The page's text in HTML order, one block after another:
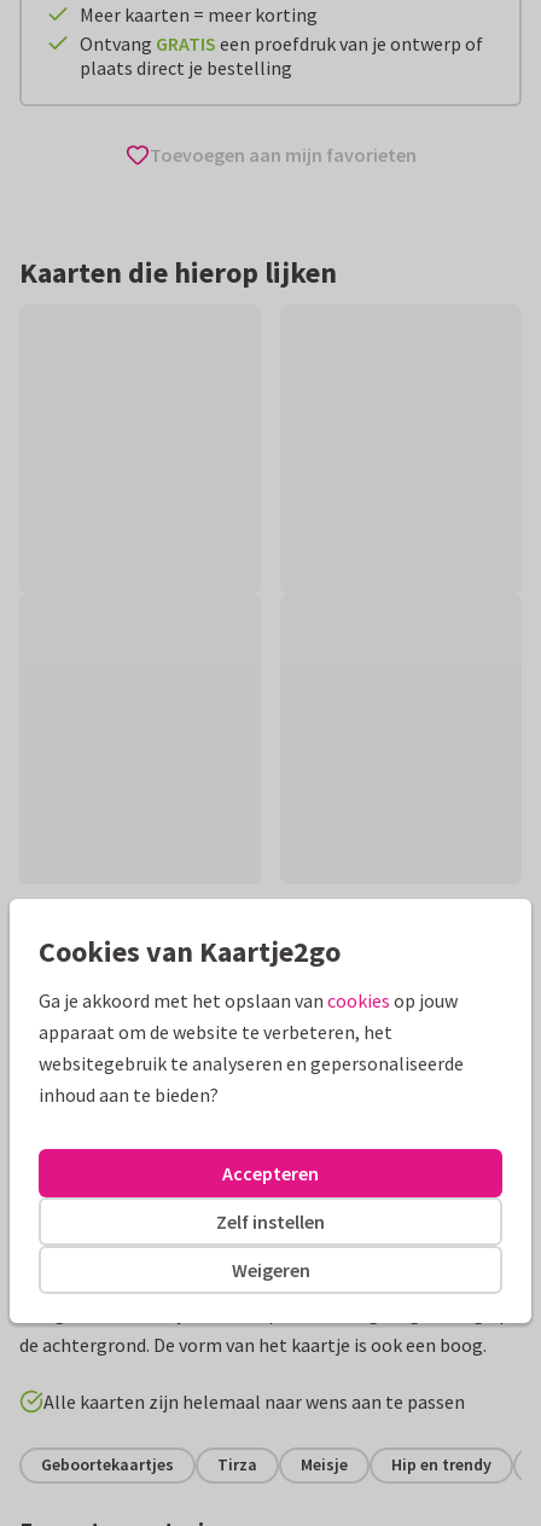
Meer kaarten = meer korting
Ontvang GRATIS een proefdruk van je ontwerp of
plaats direct je bestelling
Toevoegen aan mijn favorieten
Kaarten die hierop lijken
Mooie extra's bij je kaart
de achtergrond. De vorm van het kaartje is ook een boog.
Alle kaarten zijn helemaal naar wens aan te passen
Geboortekaartjes Tirza Meisje Hip en trendy
Cookies van Kaartje2go
Ga je akkoord met het opslaan van cookies op jouw
apparaat om de website te verbeteren, het
websitegebruik te analyseren en gepersonaliseerde
inhoud aan te bieden?
Weigeren
Zelf instellen
Accepteren